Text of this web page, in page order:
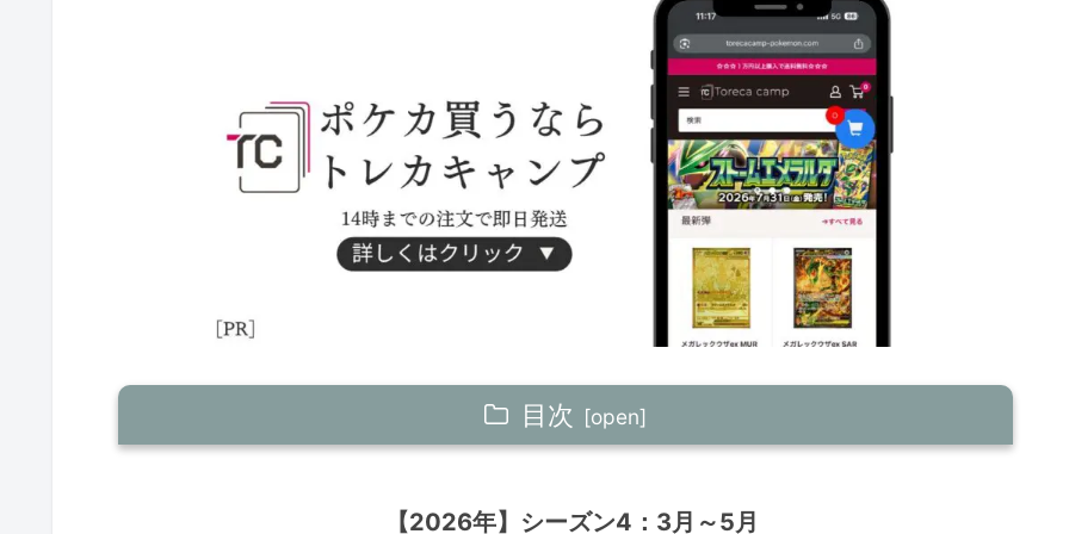
目次
ニンジャスピナー環境【2026年】シーズン4：3月～5月